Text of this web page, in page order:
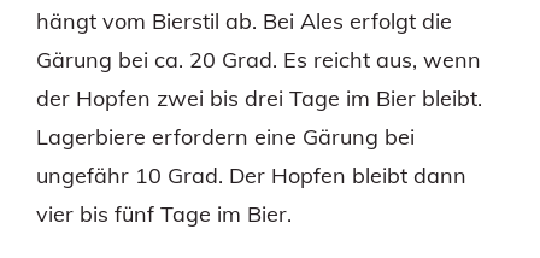
hängt vom Bierstil ab. Bei Ales erfolgt die
Gärung bei ca. 20 Grad. Es reicht aus, wenn
der Hopfen zwei bis drei Tage im Bier bleibt.
Lagerbiere erfordern eine Gärung bei
ungefähr 10 Grad. Der Hopfen bleibt dann
vier bis fünf Tage im Bier.